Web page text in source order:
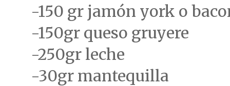
-150 gr jamón york o
-150gr queso gruyere
-250gr leche
-30gr mantequilla